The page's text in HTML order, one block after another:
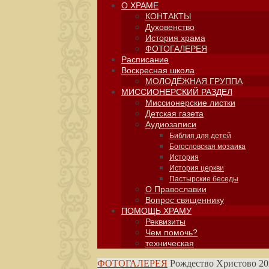
О ХРАМЕ
КОНТАКТЫ
Духовенство
История храма
ФОТОГАЛЕРЕЯ
Расписание
Воскресная школа
МОЛОДЁЖНАЯ ГРУППА
МИССИОНЕРСКИЙ РАЗДЕЛ
Миссионерские листки
Детская газета
Аудиозаписи
Библия для детей
Богословская мозаика
История
История церкви
Пастырские беседы
О Православии
Вопрос священнику
ПОМОЩЬ ХРАМУ
Реквизиты
Чем помочь?
техническая
ФОТОГАЛЕРЕЯ Рождество Христово